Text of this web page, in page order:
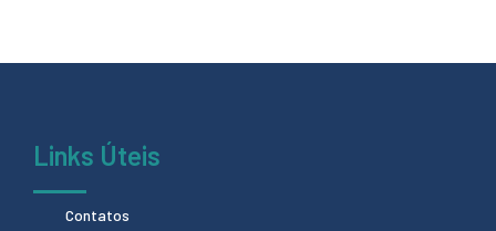
Links Úteis
Contatos